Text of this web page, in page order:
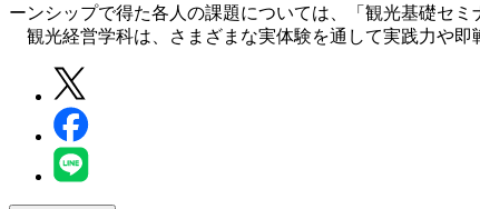
ーンシップで得た各人の課題については、「観光基礎セ
観光経営学科は、さまざまな実体験を通して実践力や即